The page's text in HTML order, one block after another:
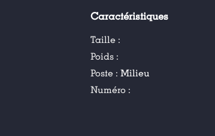
Caractéristiques
Taille :
Poids :
Poste :Milieu
Numéro :